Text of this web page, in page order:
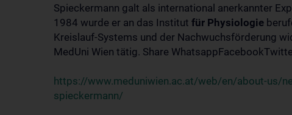
Spieckermann galt als international anerkannter
1984 wurde er an das Institut für Physiologie
Kreislauf-Systems und der Nachwuchsförderung
MedUni Wien tätig. Share
https://www.meduniwien.ac.at/web/en/about-us/
spieckermann/